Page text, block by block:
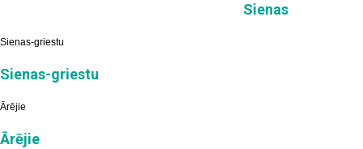
Sienas
Sienas-griestu
Sienas-griestu
Ārējie
Ārējie